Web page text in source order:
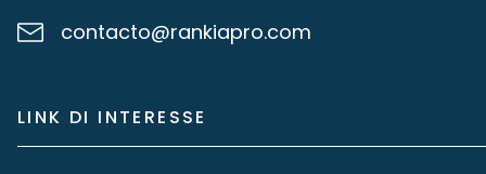
contacto@rankiapro.com
LINK DI INTERESSE